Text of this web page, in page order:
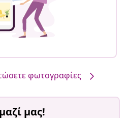
φωτογραφίες
μας!